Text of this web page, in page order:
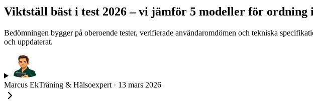
Viktställ bäst i test 2026 – vi jämför 5 modeller för ordning
Bedömningen bygger på oberoende tester, verifierade användaromdömen och tekniska
och uppdaterat.
Marcus EkTräning & Hälsoexpert · 13 mars 2026